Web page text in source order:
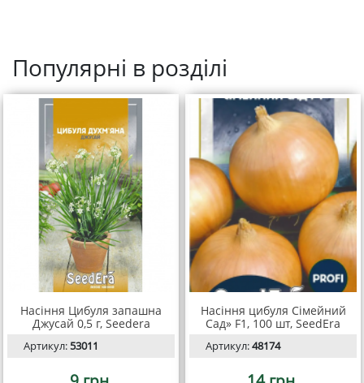
Популярні в розділі
Насіння Цибуля запашна
Джусай 0,5 г, Seedera
Артикул:53011
Насіння цибуля Сімейний
Сад» F1, 100 шт, SeedEra
Артикул:48174